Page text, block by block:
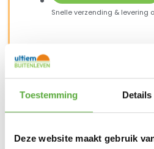
Toestemming Details
Deze website maakt gebruik
Snelle verzending & levering